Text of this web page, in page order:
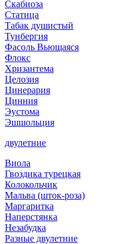
Скабиоза
Статица
Табак душистый
Тунбергия
Фасоль Вьющаяся
Флокс
Хризантема
Целозия
Цинерария
Цинния
Эустома
Эшшольция
двулетние
Виола
Гвоздика турецкая
Колокольчик
Мальва (шток-роза)
Маргаритка
Наперстянка
Незабудка
Разные двулетние